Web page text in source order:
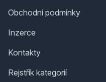
Obchodní podmínky
Inzerce
Kontakty
Rejstřík kategorií